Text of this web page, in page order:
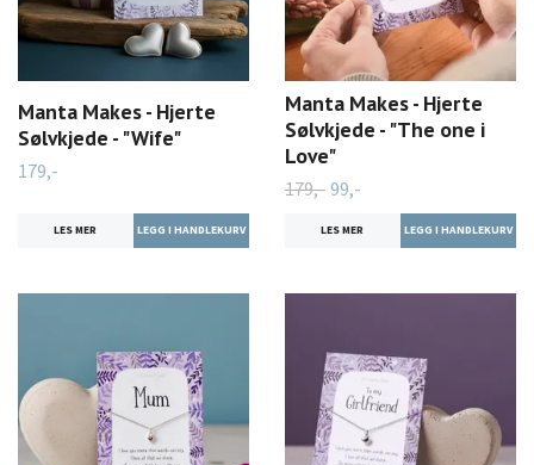
Manta Makes - Hjerte
Sølvkjede - "Wife"
179,-
LES MER
Manta Makes - Hjerte
Sølvkjede - "The one i
Love"
179,- 99,-
LES MER